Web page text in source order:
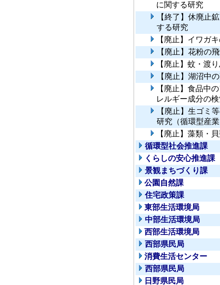
に関する研究
【終了】休廃止
する研究
【廃止】イワガ
【廃止】花粉の
【廃止】蚊・渡
【廃止】湖沼中
【廃止】食品中
レルギー成分の
【廃止】生ゴミ
研究（循環型産
【廃止】藻類・
循環型社会推進課
くらしの安心推進課
景観まちづくり課
公園自然課
住宅政策課
東部生活環境局
中部生活環境局
西部生活環境局
西部県民局
消費生活センター
西部県民局
日野県民局